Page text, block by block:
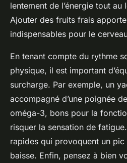
lentement de l’énergie tout au
Ajouter des fruits frais
indispensables pour le
En tenant compte du rythme
physique, il est important
surcharge. Par exemple, un
accompagné d’une poignée
oméga-3, bons pour la
risquer la sensation de
rapides qui provoquent un pic
baisse. Enfin, pensez à bien